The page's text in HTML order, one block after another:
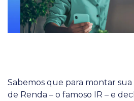
Sabemos que para montar
de Renda – o famoso IR – e